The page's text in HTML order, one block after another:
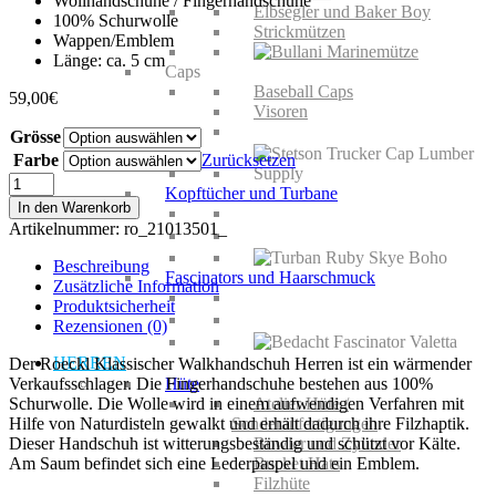
Elbsegler und Baker Boy
Strickmützen
Caps
Baseball Caps
Visoren
Kopftücher und Turbane
Fascinators und Haarschmuck
HERREN
Hüte
Atelier Hüte /
Sonderanfertigungen
Bowler und Zylinder
Bucket Hats
Filzhüte
100% Schurwolle
Wappen/Emblem
Länge: ca. 5 cm
59,00€
Grösse
Farbe
Zurücksetzen
Roeckl
Klassischer
Walkhandschuh
Herren
Menge
In den Warenkorb
Artikelnummer: ro_21013501_
Beschreibung
Zusätzliche Information
Produktsicherheit
Rezensionen (0)
Der Roeckl Klassischer Walkhandschuh Herren ist ein wärmender
Verkaufsschlager. Die Fingerhandschuhe bestehen aus 100%
Schurwolle. Die Wolle wird in einem aufwendigen Verfahren mit
Hilfe von Naturdisteln gewalkt und erhält dadurch ihre Filzhaptik.
Dieser Handschuh ist witterungsbeständig und schützt vor Kälte.
Am Saum befindet sich eine Lederpaspel und ein Emblem.